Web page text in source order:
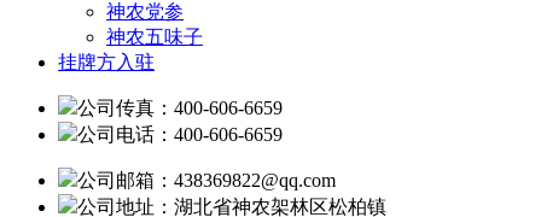
神农党参
神农五味子
挂牌方入驻
公司传真：400-606-6659
公司电话：400-606-6659
公司邮箱：438369822@qq.com
公司地址：湖北省神农架林区松柏镇